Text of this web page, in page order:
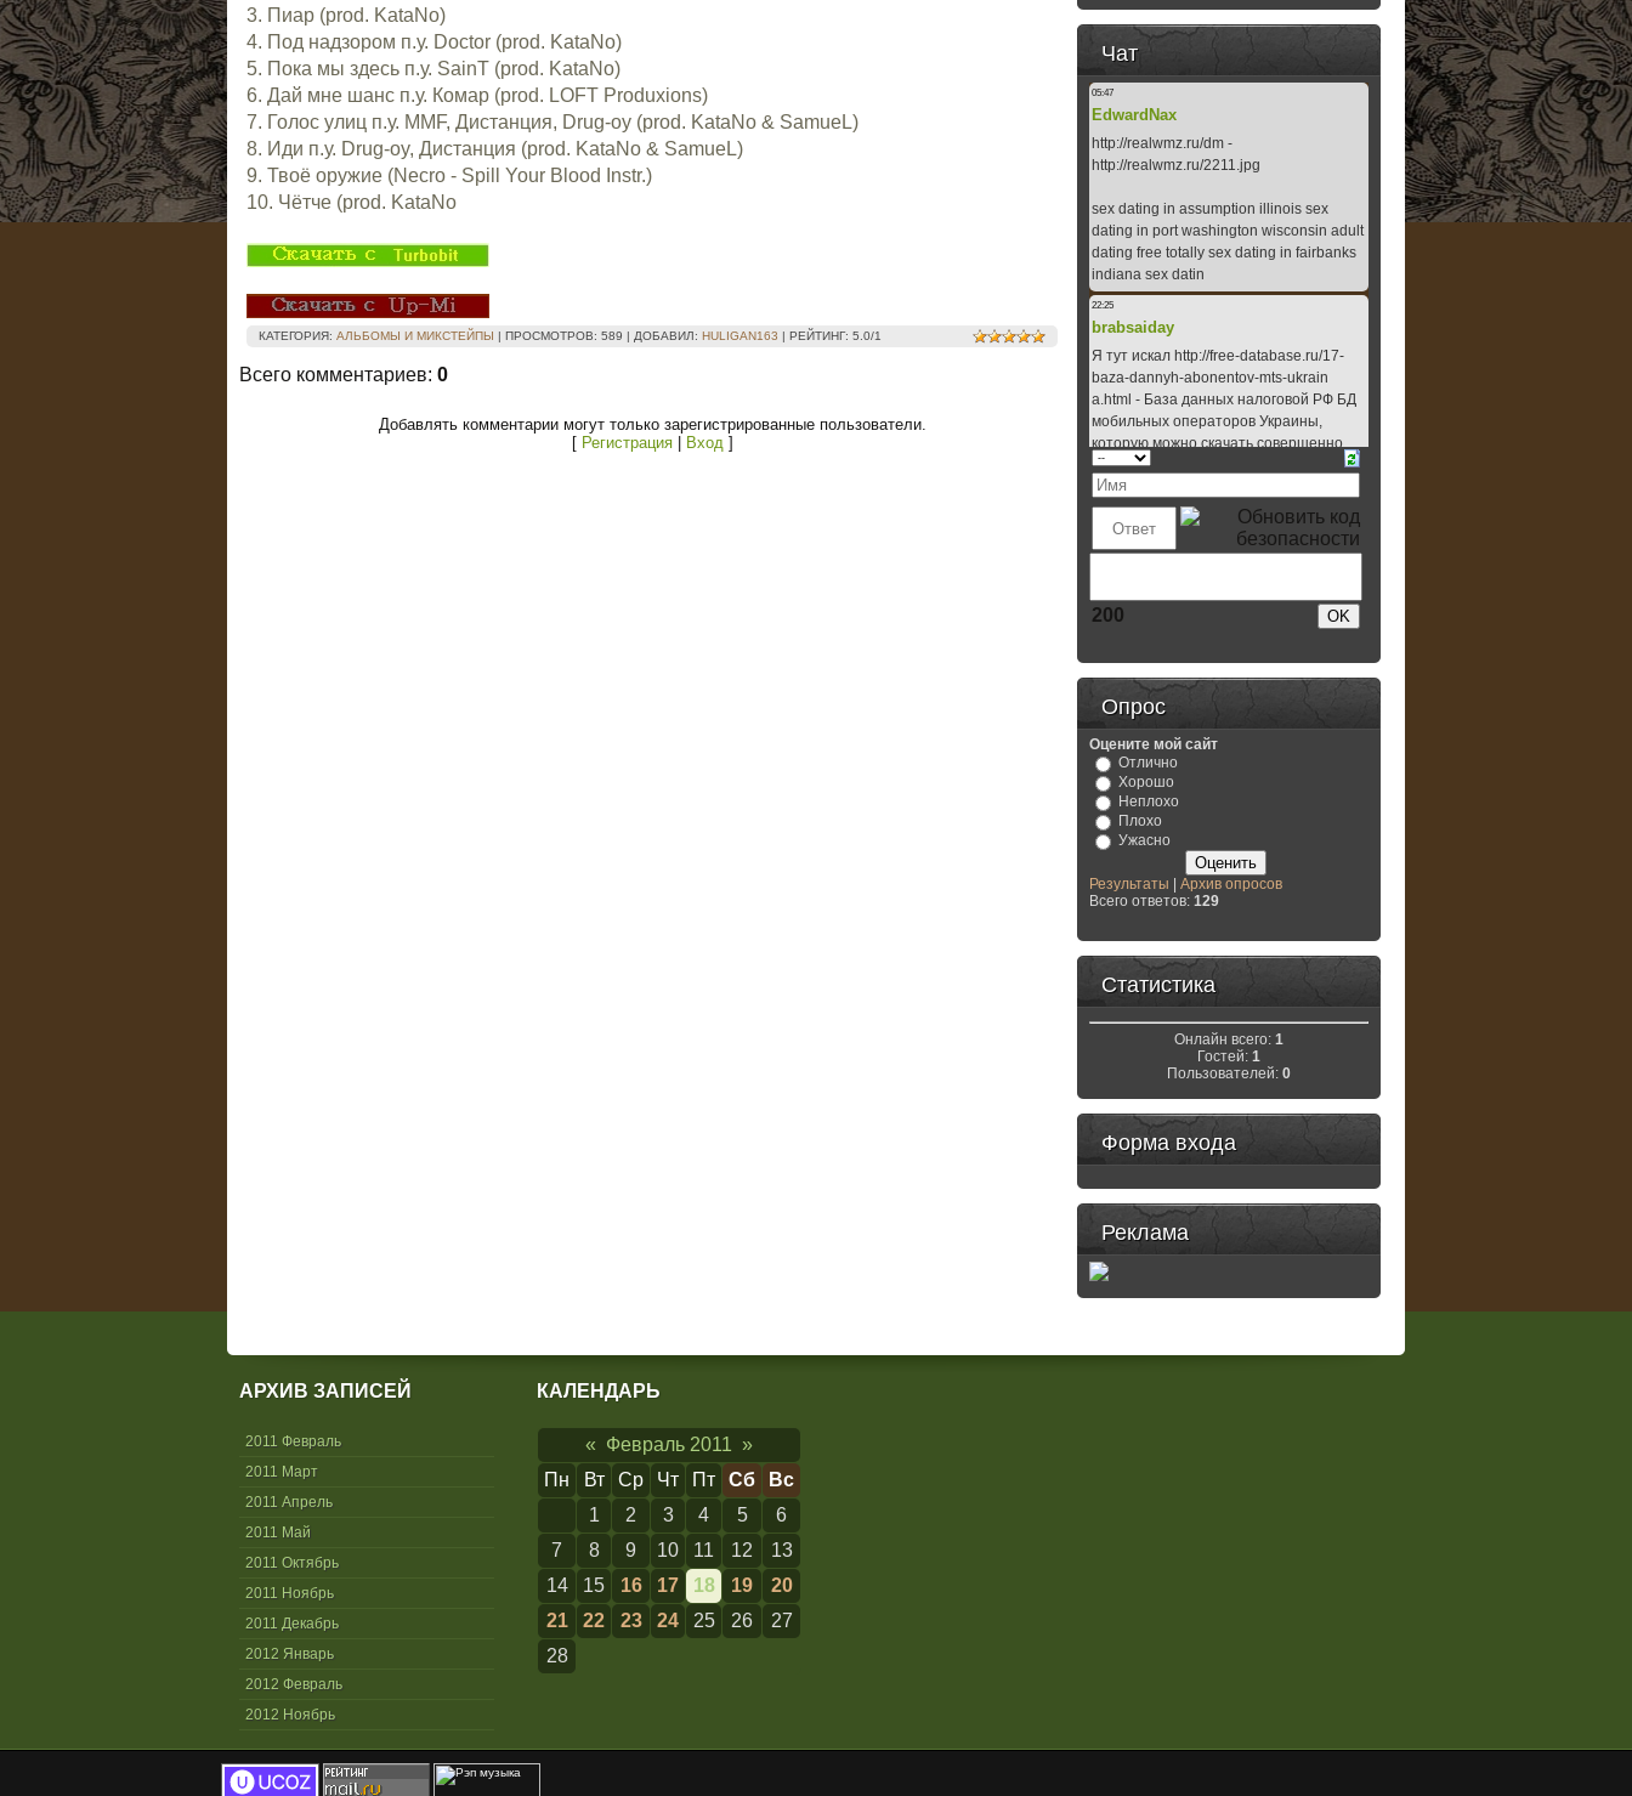
3. Пиар (prod. KataNo)
4. Под надзором п.у. Doctor (prod. KataNo)
5. Пока мы здесь п.у. SainT (prod. KataNo)
6. Дай мне шанс п.у. Комар (prod. LOFT Produxions)
7. Голос улиц п.у. MMF, Дистанция, Drug-oy (prod. KataNo & SamueL)
8. Иди п.у. Drug-oy, Дистанция (prod. KataNo & SamueL)
9. Твоё оружие (Necro - Spill Your Blood Instr.)
10. Чётче (prod. KataNo
КАТЕГОРИЯ: АЛЬБОМЫ И МИКСТЕЙПЫ | ПРОСМОТРОВ: 589 | ДОБАВИЛ: HULIGAN163 | РЕЙТИНГ: 5.0/1
Всего комментариев: 0
Добавлять комментарии могут только зарегистрированные пользователи.
[ Регистрация| Вход]
Чат
200
Опрос
Оцените мой сайт
Отлично
Хорошо
Неплохо
Плохо
Ужасно
Результаты
Архив опросов
Всего ответов: 129
Статистика
Онлайн всего: 1
Гостей: 1
Пользователей: 0
Форма входа
Реклама
АРХИВ ЗАПИСЕЙ
2011 Февраль
2011 Март
2011 Апрель
2011 Май
2011 Октябрь
2011 Ноябрь
2011 Декабрь
2012 Январь
2012 Февраль
2012 Ноябрь
КАЛЕНДАРЬ
« Февраль 2011 »
Пн
Вт Ср Чт Пт Сб
Вс
1
2 3 4 5
6
7
8 9 10 11 12
13
14
15 16 17 18 19
20
21
22 23 24 25 26
27
28